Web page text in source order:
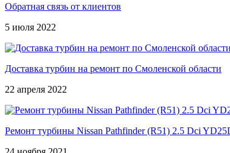
Обратная связь от клиентов
5 июля 2022
Доставка турбин на ремонт по Смоленской области
22 апреля 2022
Ремонт турбины Nissan Pathfinder (R51) 2.5 Dci